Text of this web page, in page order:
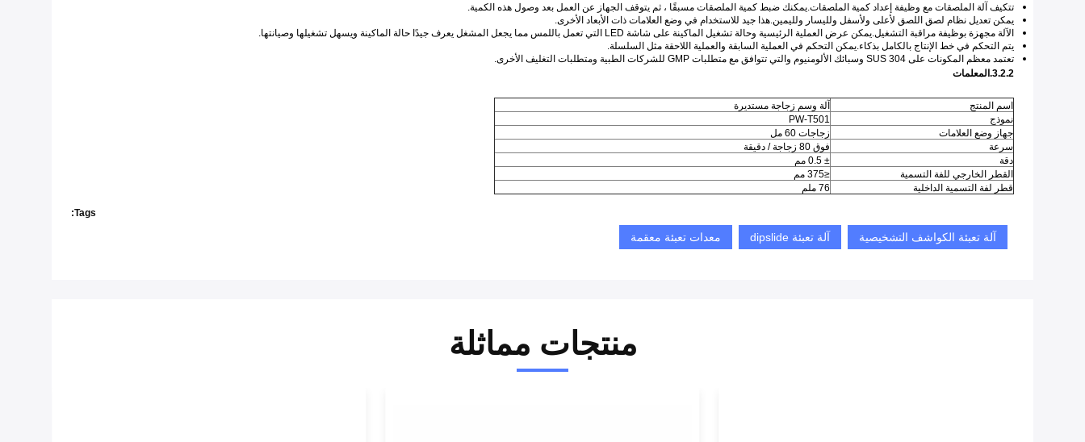
تتكيف آلة الملصقات مع وظيفة إعداد كمية الملصقات.يمكنك ضبط كمية الملصقات مسبقًا ، ثم يتوقف الجهاز عن العمل بعد وصول هذه الكمية.
يمكن تعديل نظام لصق اللصق لأعلى ولأسفل ولليسار ولليمين.هذا جيد للاستخدام في وضع العلامات ذات الأبعاد الأخرى.
الآلة مجهزة بوظيفة مراقبة التشغيل.يمكن عرض العملية الرئيسية وحالة تشغيل الماكينة على شاشة LED التي تعمل باللمس مما يجعل المشغل يعرف جيدًا حالة الماكينة ويسهل تشغيلها وصيانتها.
يتم التحكم في خط الإنتاج بالكامل بذكاء.يمكن التحكم في العملية السابقة والعملية اللاحقة مثل السلسلة.
تعتمد معظم المكونات على SUS 304 وسبائك الألومنيوم والتي تتوافق مع متطلبات GMP للشركات الطبية ومتطلبات التغليف الأخرى.
3.2.2.المعلمات
اسم المنتج
آلة وسم زجاجة مستديرة
نموذج
PW-T501
جهاز وضع العلامات
زجاجات 60 مل
سرعة
فوق 80 زجاجة / دقيقة
دقة
± 0.5 مم
القطر الخارجي للفة التسمية
≤375 مم
قطر لفة التسمية الداخلية
76 ملم
Tags:
آلة تعبئة الكواشف التشخيصية آلة تعبئة dipslide معدات تعبئة معقمة
منتجات مماثلة